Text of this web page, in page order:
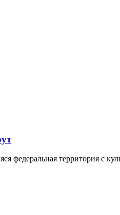
федеральная территория с